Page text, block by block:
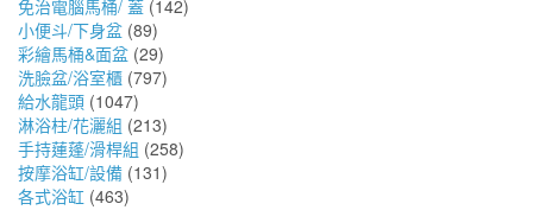
免治電腦馬桶/ 蓋 (142)
小便斗/下身盆 (89)
彩繪馬桶&面盆 (29)
洗臉盆/浴室櫃 (797)
給水龍頭 (1047)
淋浴柱/花灑組 (213)
手持蓮蓬/滑桿組 (258)
按摩浴缸/設備 (131)
各式浴缸 (463)